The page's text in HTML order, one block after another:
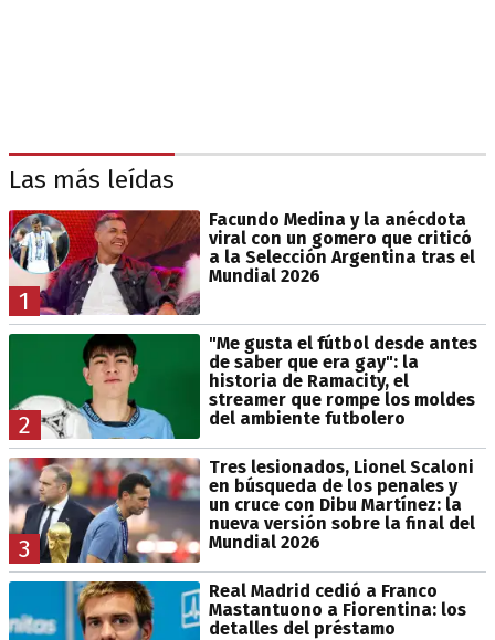
Las más leídas
1
Facundo Medina y la anécdota
viral con un gomero que criticó
a la Selección Argentina tras el
Mundial 2026
2
"Me gusta el fútbol desde antes
de saber que era gay": la
historia de Ramacity, el
streamer que rompe los moldes
del ambiente futbolero
3
Tres lesionados, Lionel Scaloni
en búsqueda de los penales y
un cruce con Dibu Martínez: la
nueva versión sobre la final del
Mundial 2026
Real Madrid cedió a Franco
Mastantuono a Fiorentina: los
detalles del préstamo